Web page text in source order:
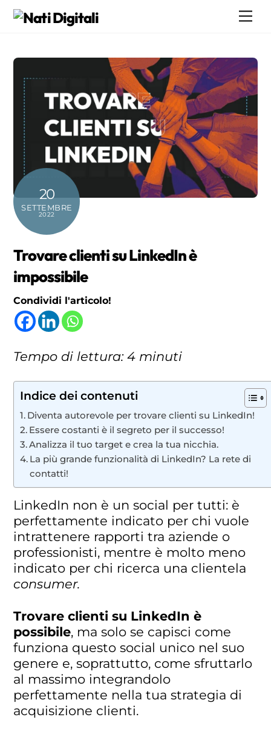
Skip
20
SETTEMBRE
2022
Trovare clienti su LinkedIn è
impossibile
Condividi l'articolo!
Tempo di lettura: 4 minuti
Indice dei contenuti
Diventa autorevole per trovare clienti su LinkedIn!
Essere costanti è il segreto per il successo!
Analizza il tuo target e crea la tua nicchia.
La più grande funzionalità di LinkedIn? La rete di
contatti!
LinkedIn non è un social per tutti: è
perfettamente indicato per chi vuole
intrattenere rapporti tra aziende o
professionisti, mentre è molto meno
indicato per chi ricerca una clientela
consumer.
Trovare clienti su LinkedIn è
possibile, ma solo se capisci come
funziona questo social unico nel suo
genere e, soprattutto, come sfruttarlo
al massimo integrandolo
perfettamente nella tua strategia di
acquisizione clienti.